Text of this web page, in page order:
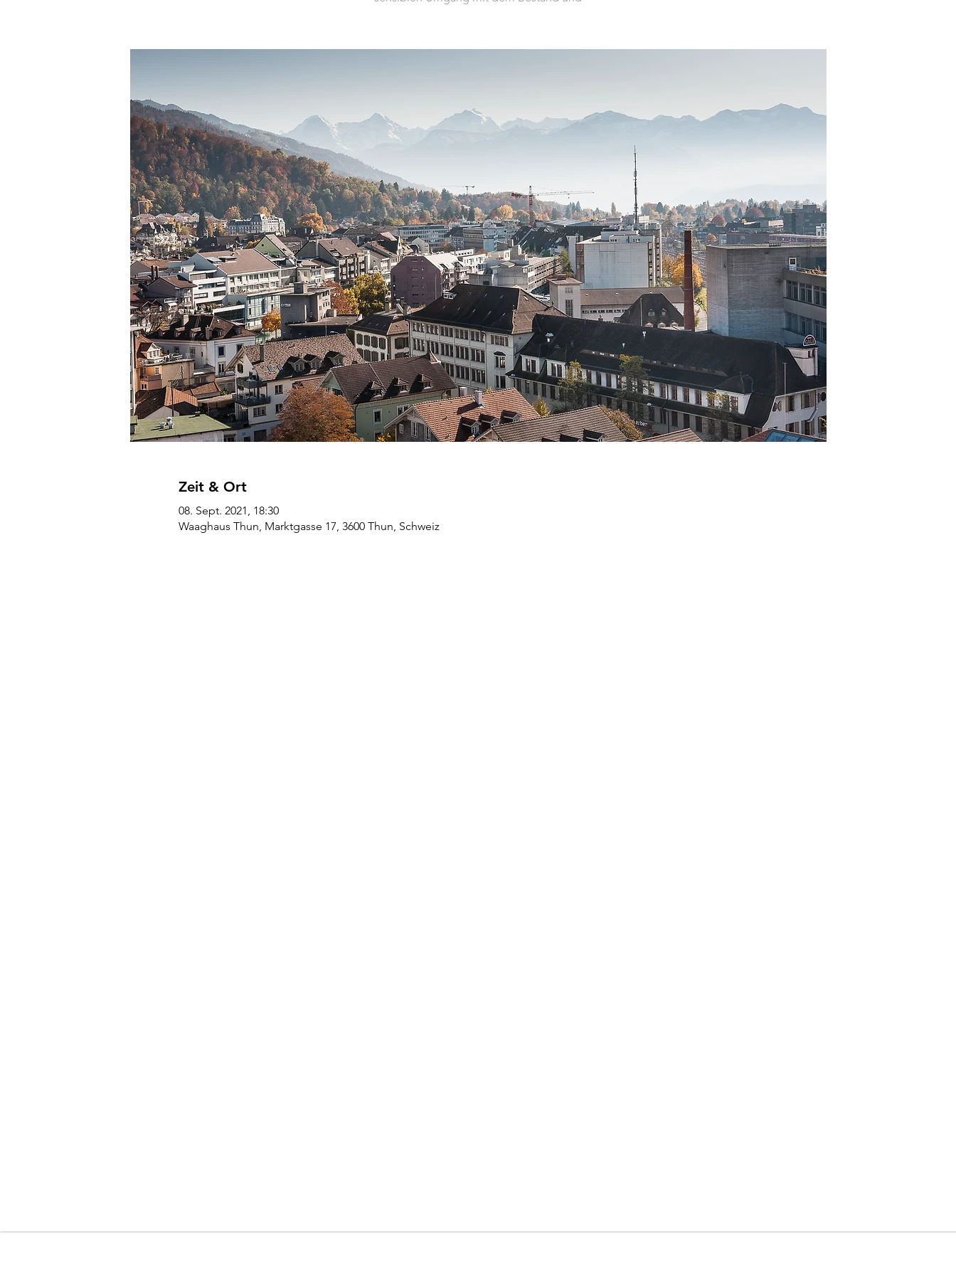
Zeit & Ort
08. Sept. 2021, 18:30
Waaghaus Thun, Marktgasse 17, 3600 Thun, Schweiz